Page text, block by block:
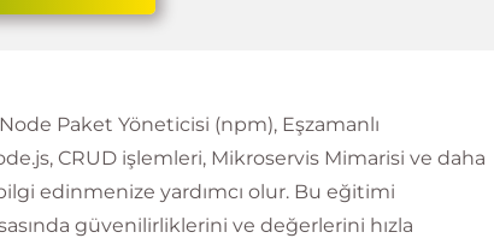
Paket Yöneticisi (npm), Eşzamanlı
CRUD işlemleri, Mikroservis Mimarisi ve daha
edinmenize yardımcı olur. Bu eğitimi
güvenilirliklerini ve değerlerini hızla